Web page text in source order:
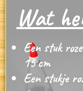
Wat
Een stuk
15 cm
Een stukje